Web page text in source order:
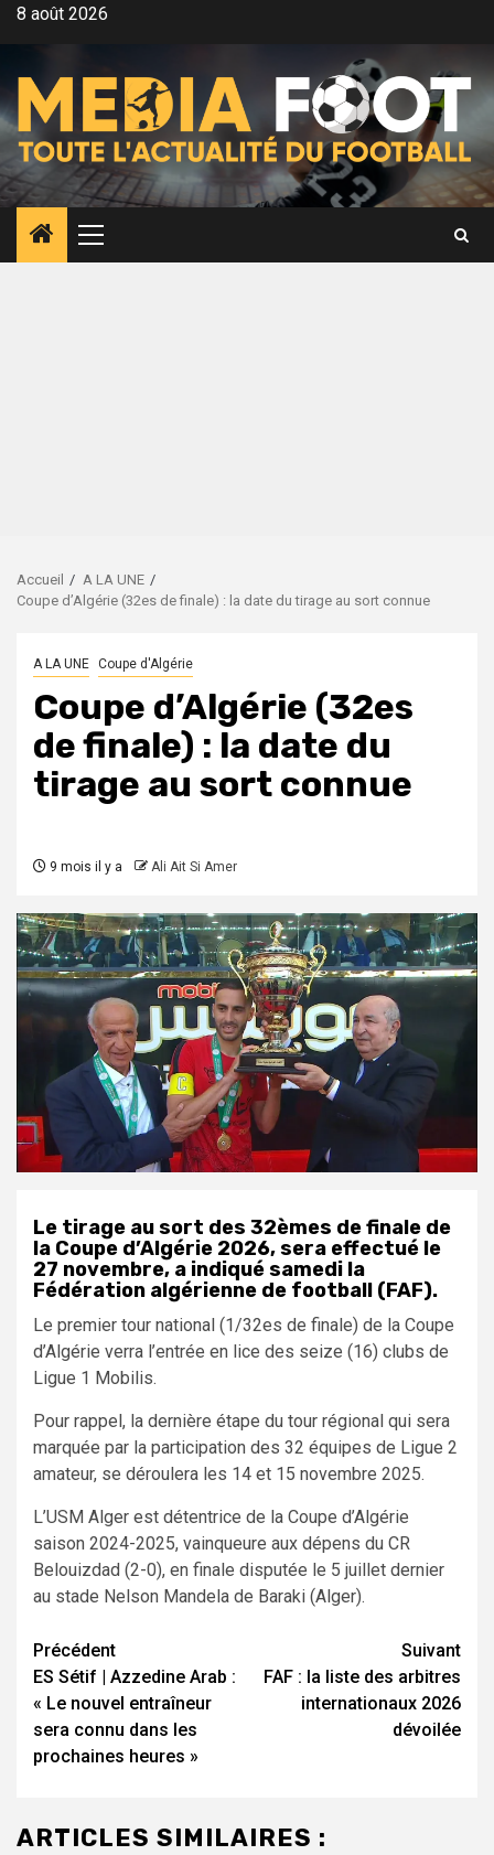
Aller8 août 2026
Menu
principal
Accueil
A LA UNE
Coupe d’Algérie (32es de finale) : la date du tirage au sort connue
A LA UNE Coupe d'Algérie
Coupe d’Algérie (32es
de finale) : la date du
tirage au sort connue
9 mois il y a Ali Ait Si Amer
Le tirage au sort des 32èmes de finale de
la Coupe d’Algérie 2026, sera effectué le
27 novembre, a indiqué samedi la
Fédération algérienne de football (FAF).
Le premier tour national (1/32es de finale) de la Coupe
d’Algérie verra l’entrée en lice des seize (16) clubs de
Ligue 1 Mobilis.
Pour rappel, la dernière étape du tour régional qui sera
marquée par la participation des 32 équipes de Ligue 2
amateur, se déroulera les 14 et 15 novembre 2025.
L’USM Alger est détentrice de la Coupe d’Algérie
saison 2024-2025, vainqueure aux dépens du CR
Belouizdad (2-0), en finale disputée le 5 juillet dernier
au stade Nelson Mandela de Baraki (Alger).
Navigation
d’article
Précédent
ES Sétif | Azzedine Arab :
« Le nouvel entraîneur
sera connu dans les
prochaines heures »
Suivant
FAF : la liste des arbitres
internationaux 2026
dévoilée
ARTICLES SIMILAIRES :